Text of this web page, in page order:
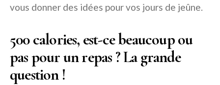
vous donner des idées pour vos jours de jeûne.
500 calories, est-ce beaucoup ou
pas pour un repas ? La grande
question !